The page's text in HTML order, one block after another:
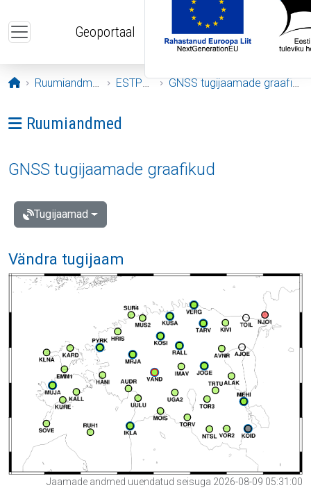
Geoportaal
Avaleht
Ruumiandmed ESTPOS GNSS tugijaamade graafikud
Ava menüü: Ruumiandmed
Ruumiandmed
GNSS tugijaamade graafikud
Tugijaamad
Vändra tugijaam
Jaamade andmed uuendatud seisuga 2026-08-09 05:31:00